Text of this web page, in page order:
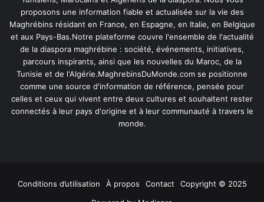
proposons une information fiable et actualisée sur la vie des
Maghrébins résidant en France, en Espagne, en Italie, en Belgique
et aux Pays-Bas.Notre plateforme couvre l'ensemble de l'actualité
de la diaspora maghrébine : société, événements, initiatives,
parcours inspirants, ainsi que les nouvelles du Maroc, de la
Tunisie et de l'Algérie.MaghrebinsDuMonde.com se positionne
comme une source d'information de référence, pensée pour
celles et ceux qui vivent entre deux cultures et souhaitent rester
connectés à leur pays d'origine et à leur communauté à travers le
monde.
Conditions d’utilisation À propos Contact
Copyright © 2025